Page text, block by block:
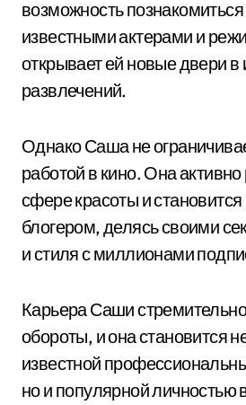
возможность
известными актерами и
открывает ей новые двери в
развлечений.
Однако Саша не
работой в кино. Она активно
сфере красоты и
блогером, делясь своими
и стиля с миллионами
Карьера Саши
обороты, и она становится
известной
но и популярной личностью